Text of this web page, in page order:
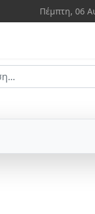
Πέμπτη, 06